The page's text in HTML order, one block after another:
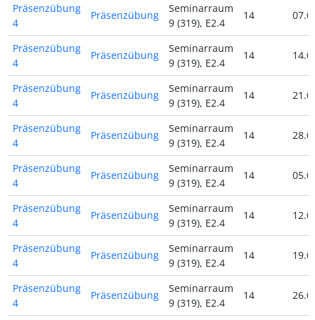
Präsenzübung
4
Präsenzübung
Seminarraum
9 (319), E2.4
14
Präsenzübung
4
Präsenzübung
Seminarraum
9 (319), E2.4
14
Präsenzübung
4
Präsenzübung
Seminarraum
9 (319), E2.4
14
Präsenzübung
4
Präsenzübung
Seminarraum
9 (319), E2.4
14
Präsenzübung
4
Präsenzübung
Seminarraum
9 (319), E2.4
14
Präsenzübung
4
Präsenzübung
Seminarraum
9 (319), E2.4
14
Präsenzübung
4
Präsenzübung
Seminarraum
9 (319), E2.4
14
Präsenzübung
4
Präsenzübung
Seminarraum
9 (319), E2.4
14